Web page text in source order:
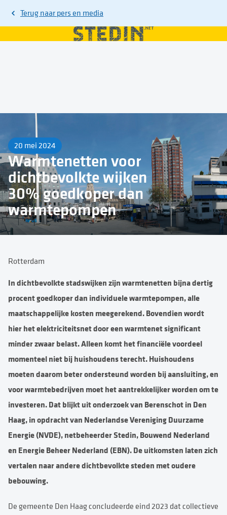
Terug naar pers en media
20 mei 2024
Warmtenetten voor
dichtbevolkte wijken
30% goedkoper dan
warmtepompen
Rotterdam
In dichtbevolkte stadswijken zijn warmtenetten bijna dertig
procent goedkoper dan individuele warmtepompen, alle
maatschappelijke kosten meegerekend. Bovendien wordt
hier het elektriciteitsnet door een warmtenet significant
minder zwaar belast. Alleen komt het financiële voordeel
momenteel niet bij huishoudens terecht. Huishoudens
moeten daarom beter ondersteund worden bij aansluiting, en
voor warmtebedrijven moet het aantrekkelijker worden om te
investeren. Dat blijkt uit onderzoek van Berenschot in Den
Haag, in opdracht van Nederlandse Vereniging Duurzame
Energie (NVDE), netbeheerder Stedin, Bouwend Nederland
en Energie Beheer Nederland (EBN). De uitkomsten laten zich
vertalen naar andere dichtbevolkte steden met oudere
bebouwing.
De gemeente Den Haag concludeerde eind 2023 dat collectieve